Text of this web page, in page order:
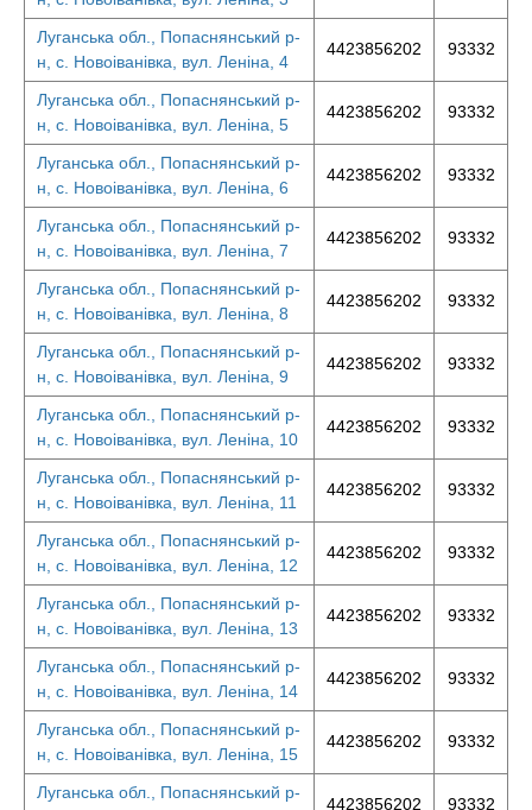
Луганська обл., Попаснянський р-
н, с. Новоіванівка, вул. Леніна, 4
4423856202 93332
Луганська обл., Попаснянський р-
н, с. Новоіванівка, вул. Леніна, 5
4423856202 93332
Луганська обл., Попаснянський р-
н, с. Новоіванівка, вул. Леніна, 6
4423856202 93332
Луганська обл., Попаснянський р-
н, с. Новоіванівка, вул. Леніна, 7
4423856202 93332
Луганська обл., Попаснянський р-
н, с. Новоіванівка, вул. Леніна, 8
4423856202 93332
Луганська обл., Попаснянський р-
н, с. Новоіванівка, вул. Леніна, 9
4423856202 93332
Луганська обл., Попаснянський р-
н, с. Новоіванівка, вул. Леніна, 10
4423856202 93332
Луганська обл., Попаснянський р-
н, с. Новоіванівка, вул. Леніна, 11
4423856202 93332
Луганська обл., Попаснянський р-
н, с. Новоіванівка, вул. Леніна, 12
4423856202 93332
Луганська обл., Попаснянський р-
н, с. Новоіванівка, вул. Леніна, 13
4423856202 93332
Луганська обл., Попаснянський р-
н, с. Новоіванівка, вул. Леніна, 14
4423856202 93332
Луганська обл., Попаснянський р-
н, с. Новоіванівка, вул. Леніна, 15
4423856202 93332
Луганська обл., Попаснянський р-
4423856202 93332